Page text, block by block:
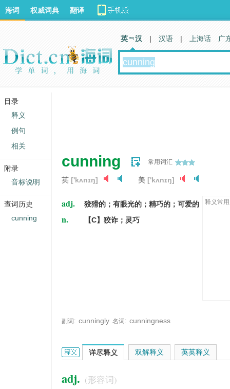
cunning 常用词汇
英 ['kʌnɪŋ] 美 ['kʌnɪŋ]
adj. 狡猾的；有眼光的；精巧的；可爱的
n. 【C】狡诈；灵巧
释义常
副词: cunningly 名词: cunningness
cunning的英文翻译是什么意思，词典释义与在线翻
详尽释义
adj. (形容词)
双解释义 英英释义
海词 权威词典 翻译
英 汉 | 汉语 | 上海话 广
目录
释义
例句
相关
附录
音标说明
查词历史
cunning